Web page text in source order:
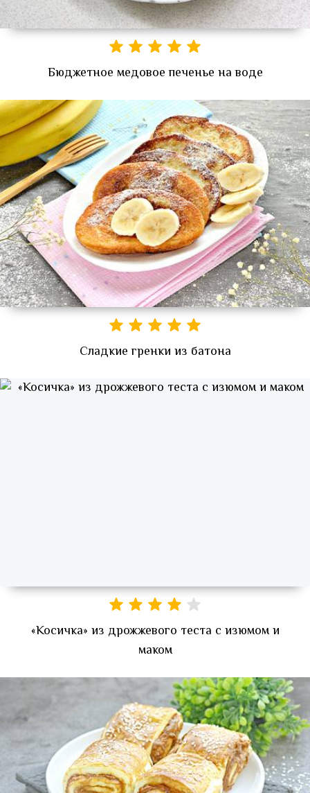
Бюджетное медовое печенье на воде
Сладкие гренки из батона
«Косичка» из дрожжевого теста с изюмом и
маком